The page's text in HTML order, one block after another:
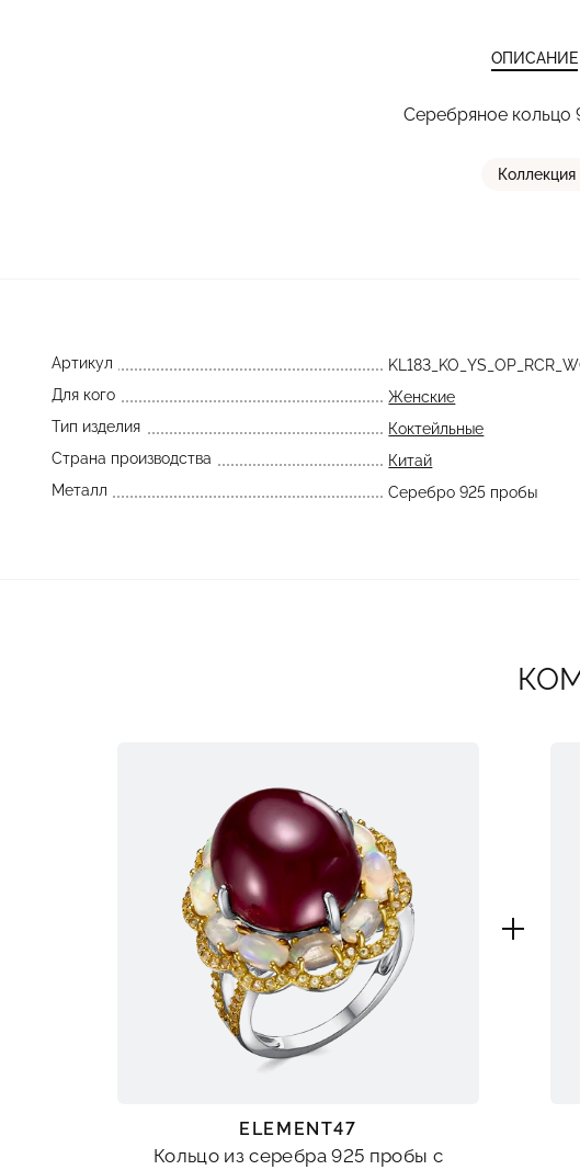
ОПИСАНИЕ
Серебряное кольцо
Коллекция
Артикул
Для кого
Женские
Тип изделия
Коктейльные
Страна производства
Китай
Металл
Серебро 925 пробы
ELEMENT47
Кольцо из серебра 925 пробы с